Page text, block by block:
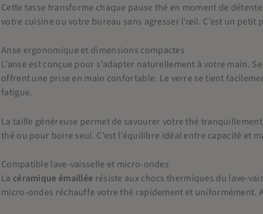
Cette tasse transforme chaque pause thé en moment de
votre cuisine ou votre bureau sans agresser l’œil. C’est un
Anse ergonomique et dimensions compactes
L’anse est conçue pour s’adapter naturellement à votre main.
offrent une prise en main confortable. Le verre se tient
fatigue.
La taille généreuse permet de savourer votre thé
thé ou pour boire seul. C’est l’équilibre idéal entre capacité et
Compatible lave-vaisselle et micro-ondes
La céramique émaillée résiste aux chocs thermiques du lave-
micro-ondes réchauffe votre thé rapidement et uniformément.